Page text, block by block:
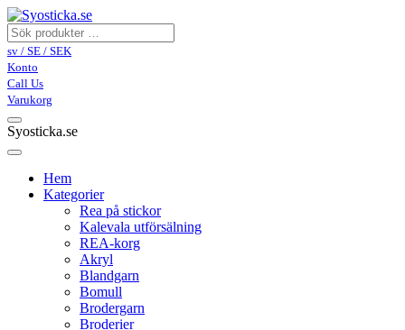
sv / SE / SEK
Konto
Call Us
Varukorg
Syosticka.se
Hem
Kategorier
Rea på stickor
Kalevala utförsälning
REA-korg
Akryl
Blandgarn
Bomull
Brodergarn
Broderier